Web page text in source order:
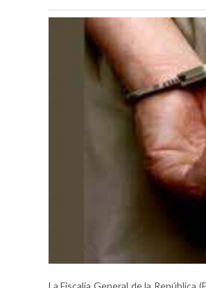
La Fiscalía General de la República